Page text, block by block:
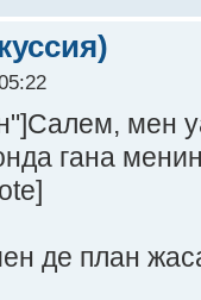
мен
гана
де план